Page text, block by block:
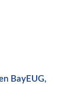
BayEUG,